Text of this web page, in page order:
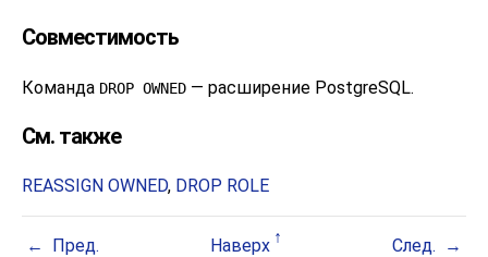
Совместимость
Команда DROP OWNED — расширение PostgreSQL.
См. также
REASSIGN OWNED, DROP ROLE
Пред. Наверх
След.